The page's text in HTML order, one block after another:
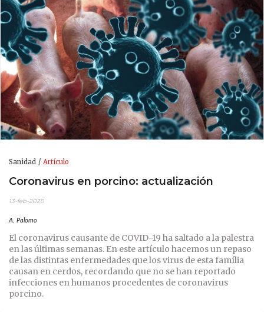
Sanidad Artículo
Coronavirus en porcino: actualización
13-feb-2020
A. Palomo
El coronavirus causante de COVID-19 ha saltado a la palestra
en las últimas semanas. En este artículo hacemos un repaso
de las distintas enfermedades que los virus de esta família
causan en cerdos, recordando que no se han reportado
infecciones en humanos procedentes de coronavirus
porcino.